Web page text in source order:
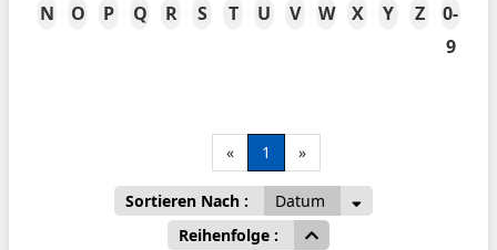
N O P Q R S T U V W X Y Z
0-
9
« 1 »
Sortieren Nach :
Datum
Reihenfolge :